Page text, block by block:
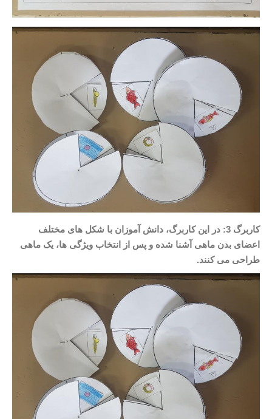
کاربرگ 3: در این کاربرگ، دانش آموزان با شکل های مختلف
اعضای بدن ماهی آشنا شده و پس از انتخاب ویژگی ها، یک ماهی
طراحی می کنند.